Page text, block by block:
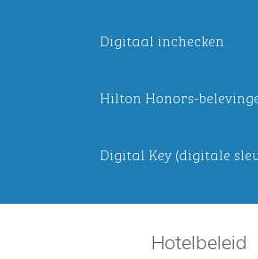
Digitaal inchecken
Hilton Honors-
Digital Key (digitale
Hotelbeleid